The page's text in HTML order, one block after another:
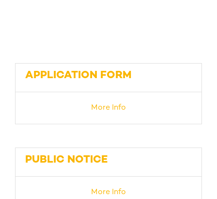
APPLICATION FORM
More Info
PUBLIC NOTICE
More Info